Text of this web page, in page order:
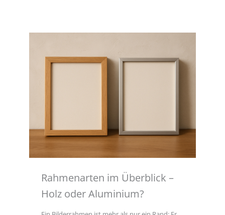
Rahmenarten im Überblick –
Holz oder Aluminium?